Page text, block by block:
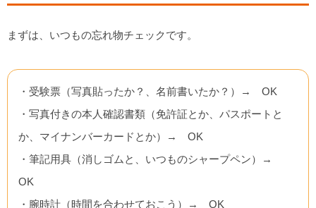
まずは、いつもの忘れ物チェックです。
・受験票（写真貼ったか？、名前書いたか？）→ OK
・写真付きの本人確認書類（免許証とか、パスポートと
か、マイナンバーカードとか）→ OK
・筆記用具（消しゴムと、いつものシャープペン）→
OK
・腕時計（時間を合わせておこう）→ OK